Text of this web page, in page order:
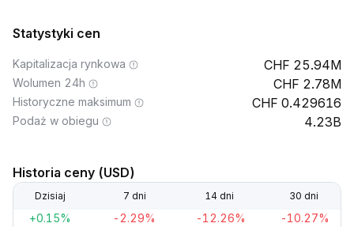
Statystyki cen
Kapitalizacja rynkowa 25.94M
Wolumen 24h 2.78M
Historyczne maksimum 0.429616
Podaż w obiegu 4.23B
Historia ceny (USD)
Dzisiaj 7 dni 14 dni 30 dni
+0.15% -2.29% -12.26% -10.27%